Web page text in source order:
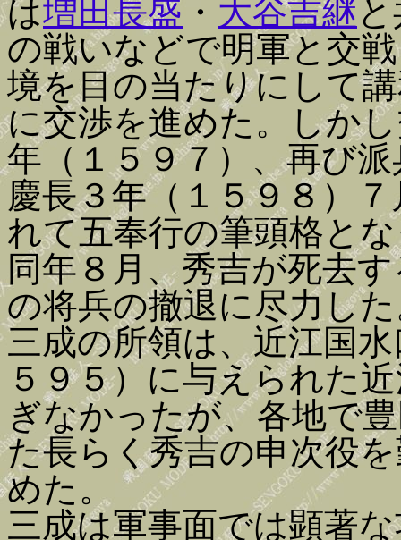
は増田長盛 ・ 大谷吉継
の戦いなどで明軍と交
境を目の当たりにして
に交渉を進めた。しか
年（１５９７）、再び
慶長３年（１５９８）
れて五奉行の筆頭格と
同年８月、秀吉が死去
の将兵の撤退に尽力し
三成の所領は、近江国
５９５）に与えられた
ぎなかったが、各地で
た長らく秀吉の申次役
めた。
三成は軍事面では顕著